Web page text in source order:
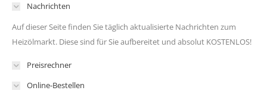
Nachrichten
Auf dieser Seite finden Sie täglich aktualisierte Nachrichten zum
Heizölmarkt. Diese sind für Sie aufbereitet und absolut KOSTENLOS!
Preisrechner
Online-Bestellen